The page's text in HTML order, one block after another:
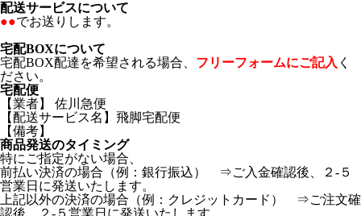
配送サービスについて
●●でお送りします。
宅配BOXについて
宅配BOX配達を希望される場合、 フリーフォームにご記入 く
ださい。
宅配便
【業者】 佐川急便
【配送サービス名】飛脚宅配便
【備考】
商品発送のタイミング
特にご指定がない場合、
前払い決済の場合（例：銀行振込） ⇒ご入金確認後、２-５
営業日に発送いたします。
上記以外の決済の場合（例：クレジットカード） ⇒ご注文確